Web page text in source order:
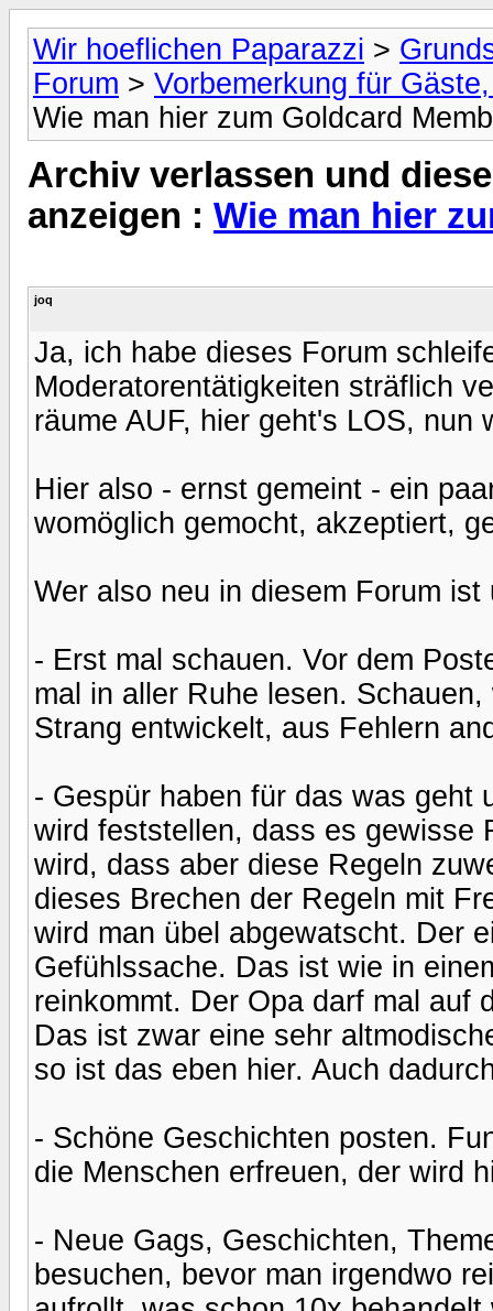
Wir hoeflichen Paparazzi >
Forum > Vorbemerkung für
Wie man hier zum Goldcard
Archiv verlassen und
anzeigen : Wie man hier
joq
Ja, ich habe dieses Forum
Moderatorentätigkeiten sträflich
räume AUF, hier geht's LOS, nun
Hier also - ernst gemeint - ein
womöglich gemocht, akzeptiert,
Wer also neu in diesem Forum
- Erst mal schauen. Vor dem
mal in aller Ruhe lesen.
Strang entwickelt, aus Fehlern
- Gespür haben für das was geht
wird feststellen, dass es gewisse
wird, dass aber diese Regeln
dieses Brechen der Regeln mit
wird man übel abgewatscht. Der
Gefühlssache. Das ist wie in
reinkommt. Der Opa darf mal auf
Das ist zwar eine sehr
so ist das eben hier. Auch
- Schöne Geschichten posten.
die Menschen erfreuen, der wird
- Neue Gags, Geschichten,
besuchen, bevor man irgendwo